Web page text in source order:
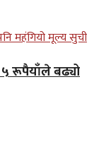
५ रूपैयाँले बढ्यो